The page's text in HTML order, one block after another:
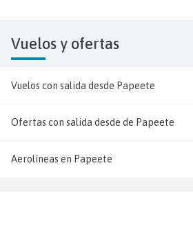
Vuelos y ofertas
Vuelos con salida desde Papeete
Ofertas con salida desde de Papeete
Aerolíneas en Papeete